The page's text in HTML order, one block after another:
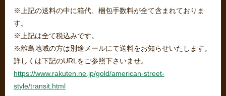
※上記の送料の中に箱代、梱包手数料が全て含まれておりま
す。
※上記は全て税込みです。
※離島地域の方は別途メールにて送料をお知らせいたします。
詳しくは下記のURLをご参照下さいませ。
https://www.rakuten.ne.jp/gold/american-street-
style/transit.html